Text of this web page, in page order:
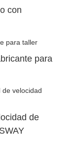
con
para
de